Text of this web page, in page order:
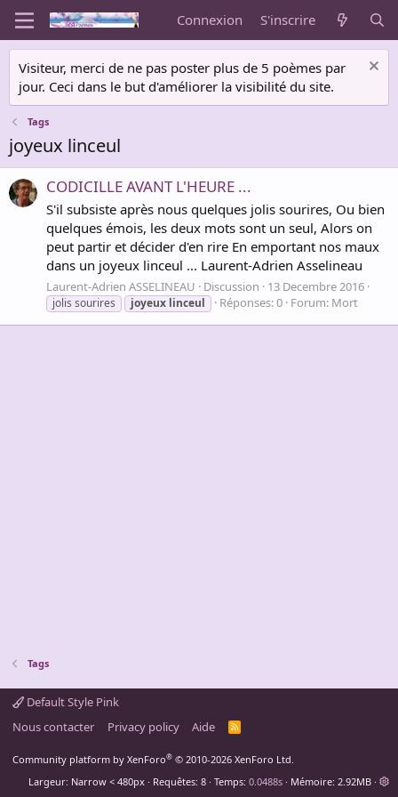
Connexion S'inscrire
Visiteur, merci de ne pas poster plus de 5 poèmes par
jour. Ceci dans le but d'améliorer la visibilité du site.
Tags
joyeux linceul
CODICILLE AVANT L'HEURE ...
S'il subsiste après nous quelques jolis sourires, Ou bien
quelques émois, les deux mots sont un seul, Alors on
peut partir et décider d'en rire En emportant nos maux
dans un joyeux linceul ... Laurent-Adrien Asselineau
Laurent-Adrien ASSELINEAU Discussion 13 Decembre 2016
jolis sourires joyeux linceul Réponses: 0 Forum: Mort
Tags
Default Style Pink
Nous contacter
Privacy policy Aide
R
Community platform by XenForo® © 2010-2026 XenForo Ltd.
Largeur
Requêtes 8 Temps 0.0488s Mémoire 2.92MB